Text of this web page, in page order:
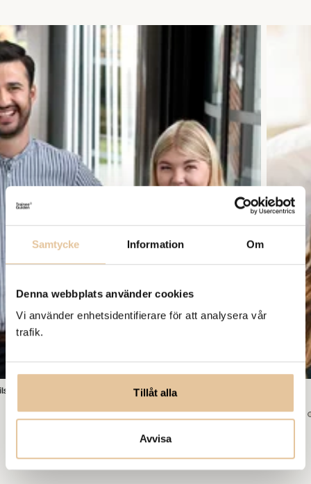
Samtycke Information Om
Denna webbplats använder cookies
Vi använder enhetsidentifierare för att analysera vår
trafik.
Tillåt alla
Avvisa
har sommarjobbat på Volvo. Bild: Cicci Jonson, Bilduppdraget